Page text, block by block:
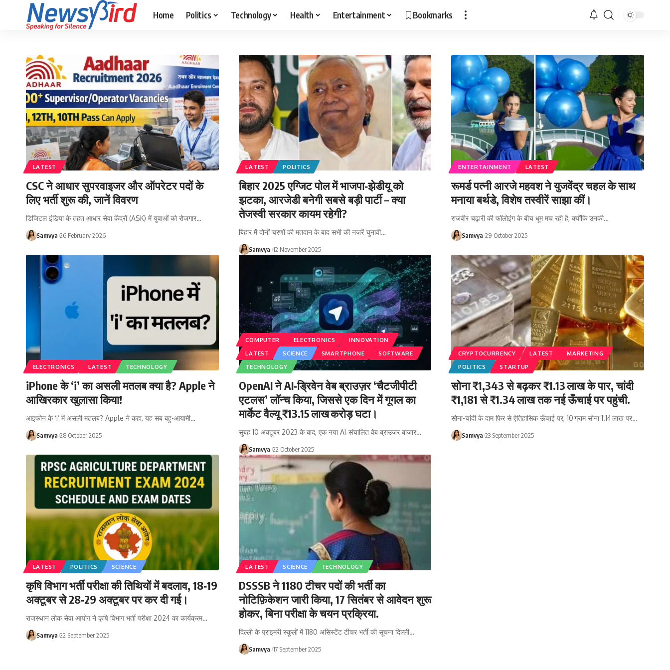
Home Politics Technology Health Entertainment Bookmarks
LATEST
CSC ने आधार सुपरवाइजर और ऑपरेटर पदों के
लिए भर्ती शुरू की, जानें विवरण
डिजिटल इंडिया के तहत आधार सेवा केंद्रों (ASK) में युवाओं को रोजगार…
Samvya 26 February 2026
LATEST POLITICS
बिहार 2025 एग्जिट पोल में भाजपा‑झेडीयू को
झटका, आरजेडी बनेगी सबसे बड़ी पार्टी – क्या
तेजस्वी सरकार कायम रहेगी?
बिहार में दोनों चरणों की मतदान के बाद सभी की नज़रें चुनावी…
Samvya 12 November 2025
ENTERTAINMENT LATEST
रूमर्ड पत्नी आरजे महवश ने युजवेंद्र चहल के साथ
मनाया बर्थडे, विशेष तस्वीरें साझा कीं।
राजवीर चढ़ारी की फॉलोइंग के बीच धूम मच रही है, क्योंकि उनकी…
Samvya 29 October 2025
ELECTRONICS LATEST TECHNOLOGY
iPhone के ‘i’ का असली मतलब क्या है? Apple ने
आखिरकार खुलासा किया!
आइफोन के ‘i’ में असली मतलब? Apple ने कहा, यह सब बहु-आयामी…
Samvya 28 October 2025
COMPUTER ELECTRONICS
INNOVATION
LATEST
SCIENCE SMARTPHONE
SOFTWARE
TECHNOLOGY
OpenAI ने AI‑ड्रिवेन वेब ब्राउज़र ‘चैटजीपीटी
एटलस’ लॉन्च किया, जिससे एक दिन में गूगल का
मार्केट वैल्यू ₹13.15 लाख करोड़ घटा।
सुबह 10 अक्टूबर 2023 के बाद, एक नया AI‑संचालित वेब ब्राउज़र बाज़ार…
Samvya 22 October 2025
CRYPTOCURRENCY LATEST
MARKETING
POLITICS
STARTUP
सोना ₹1,343 से बढ़कर ₹1.13 लाख के पार, चांदी
₹1,181 से ₹1.34 लाख तक नई ऊँचाई पर पहुंची.
सोना-चांदी के दाम फिर से ऐतिहासिक ऊँचाई पर, 10 ग्राम सोना 1.14 लाख पर…
Samvya 23 September 2025
LATEST POLITICS SCIENCE
कृषि विभाग भर्ती परीक्षा की तिथियों में बदलाव, 18‑19
अक्टूबर से 28‑29 अक्टूबर पर कर दी गई।
राजस्थान लोक सेवा आयोग ने कृषि विभाग भर्ती परीक्षा 2024 का कार्यक्रम…
Samvya 22 September 2025
LATEST SCIENCE TECHNOLOGY
DSSSB ने 1180 टीचर पदों की भर्ती का
नोटिफ़िकेशन जारी किया, 17 सितंबर से आवेदन शुरू
होकर, बिना परीक्षा के चयन प्रक्रिया.
दिल्ली के प्राइमरी स्कूलों में 1180 असिस्टेंट टीचर भर्ती की सूचना दिल्ली…
Samvya 17 September 2025